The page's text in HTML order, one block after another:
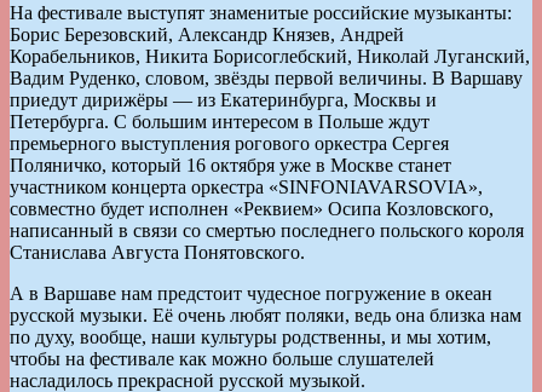
На фестивале выступят знаменитые российские музыканты:
Борис Березовский, Александр Князев, Андрей
Корабельников, Никита Борисоглебский, Николай Луганский,
Вадим Руденко, словом, звёзды первой величины. В Варшаву
приедут дирижёры — из Екатеринбурга, Москвы и
Петербурга. С большим интересом в Польше ждут
премьерного выступления рогового оркестра Сергея
Поляничко, который 16 октября уже в Москве станет
участником концерта оркестра «SINFONIAVARSOVIA»,
совместно будет исполнен «Реквием» Осипа Козловского,
написанный в связи со смертью последнего польского короля
Станислава Августа Понятовского.
А в Варшаве нам предстоит чудесное погружение в океан
русской музыки. Её очень любят поляки, ведь она близка нам
по духу, вообще, наши культуры родственны, и мы хотим,
чтобы на фестивале как можно больше слушателей
насладилось прекрасной русской музыкой.